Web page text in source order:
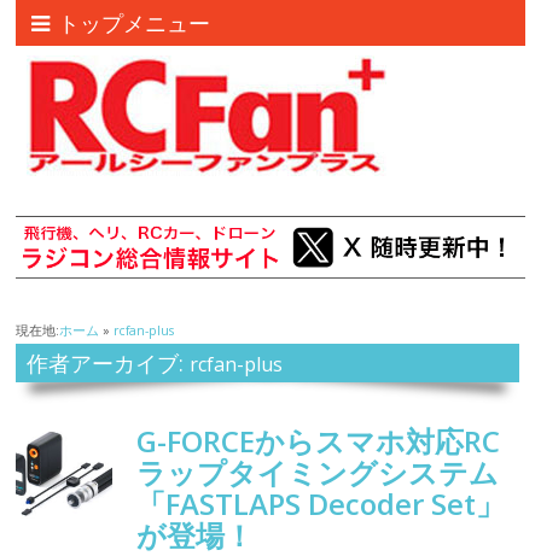
トップメニュー
現在地:ホーム » rcfan-plus
作者アーカイブ: rcfan-plus
G-FORCEからスマホ対応RC
ラップタイミングシステム
「FASTLAPS Decoder Set」
が登場！